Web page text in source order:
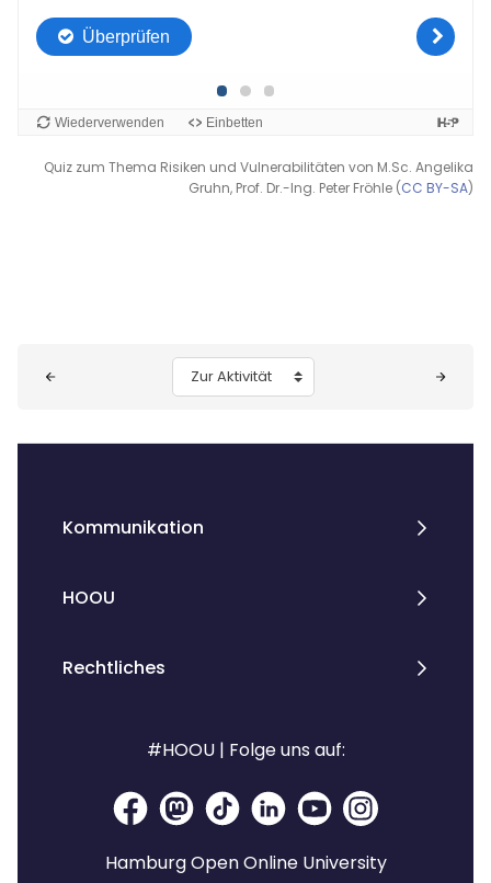
Quiz zum Thema Risiken und Vulnerabilitäten von M.Sc. Angelika
Gruhn, Prof. Dr.-Ing. Peter Fröhle (CC BY-SA)
Zur Aktivität
Kommunikation
HOOU
Rechtliches
#HOOU | Folge uns auf:
Hamburg Open Online University